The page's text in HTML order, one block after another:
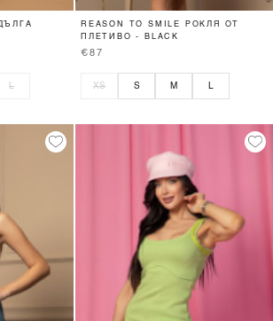
L
REASON TO SMILE РОКЛЯ ОТ
ПЛЕТИВО - BLACK
€87
XS S M L